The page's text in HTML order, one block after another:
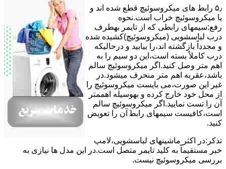
۵٫ رابط های ﻣﯿﮑﺮوﺳﻮﺋﯿﭻ ﻗﻄﻊ شده اند و
ﯾﺎ ﻣﯿﮑﺮوﺳﻮﺋﯿﭻ ﺧﺮاب اﺳﺖ.نحوه
رفع:سیمهای راﺑﻄﯽ ﮐﻪ از ﺗﺎﯾﻤﺮ بهطرف
درب لباسشویی (ﻣﯿﮑﺮوﺳﻮﺋﯿﭻ)کشیده شده
و مجدداً بازگشته اند،را ﺑﯿﺎﺑﯿﺪ و درحالیکه
درب کاملاً ﺑﺴﺘﻪ اﺳﺖ،اﯾﻦ دو ﺳﯿﻢ را ﺑﻪ
اﻫﻢ ﻣﺘﺮ وصل کنید.اﮔﺮ ﻣﯿﮑﺮوﺳﻮﺋﯿﭻ ﺳﺎﻟﻢ
ﺑﺎﺷﺪ،ﻋﻘﺮﺑﻪ اهم متر ﻣﻨﺤﺮف میشود.در
ﻏﯿﺮ اﯾﻦ ﺻﻮرت،می بایست ﻣﯿﮑﺮوﺳﻮﺋﯿﭻ را
از ﻣﺤﻞ خود ﺧﺎرج کرده و بهوسیله اهممتر
آن را ﺗﺴﺖ ﻧﻤﺎﯾﯿﺪ.اﮔﺮ ﻣﯿﮑﺮوﺳﻮﺋﯿﭻ ﺳﺎﻟﻢ
اﺳﺖ،ﮐﺎﻓﯿﺴﺖ سیمهای راﺑﻄ آن را ﺗﻌﻮﯾﺾ
کنید.
ﺗﺬﮐﺮ:در اﮐﺜﺮ ماشینهای لباسشویی،ﻻﻣﭗ
ﺧﺒﺮ مستقیماً ﺑﻪ ﮐﻠﯿﺪ ﺗﺎﯾﻤﺮ ﻣﺘﺼﻞ اﺳﺖ.در اﯾﻦ مدل ها ﻧﯿﺎزی ﺑﻪ
بررسی ﻣﯿﮑﺮوﺳﻮﺋﯿﭻ نیست.